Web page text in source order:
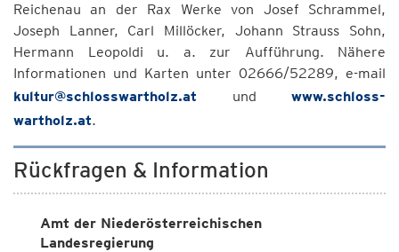
Reichenau an der Rax Werke von Josef Schrammel,
Joseph Lanner, Carl Millöcker, Johann Strauss Sohn,
Hermann Leopoldi u. a. zur Aufführung. Nähere
Informationen und Karten unter 02666/52289, e-mail
kultur@schlosswartholz.at und www.schloss-
wartholz.at.
Rückfragen & Information
Amt der Niederösterreichischen
Landesregierung